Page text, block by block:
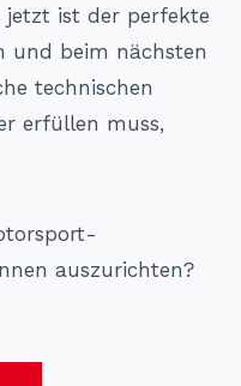
ist der perfekte
und beim nächsten
technischen
erfüllen muss,
auszurichten?